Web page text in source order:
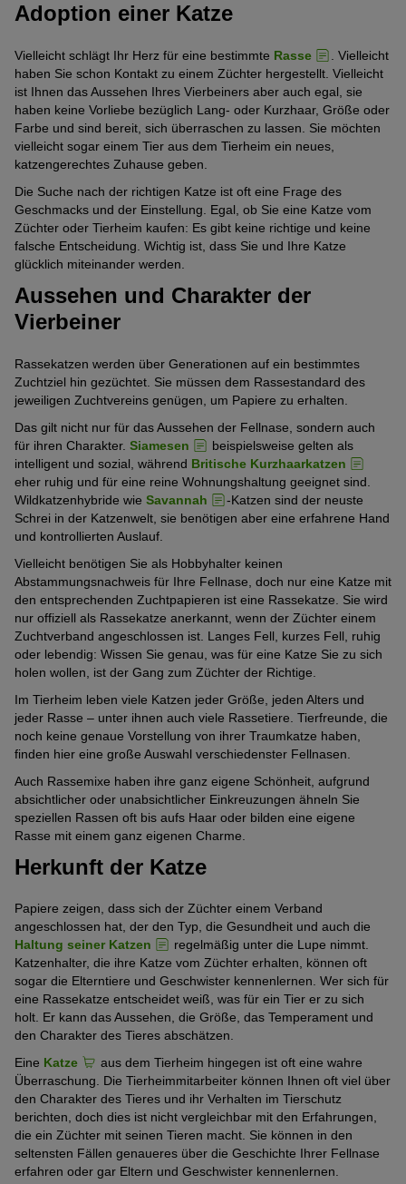
Adoption einer Katze
Vielleicht schlägt Ihr Herz für eine bestimmte Rasse
. Vielleicht
haben Sie schon Kontakt zu einem Züchter hergestellt. Vielleicht
ist Ihnen das Aussehen Ihres Vierbeiners aber auch egal, sie
haben keine Vorliebe bezüglich Lang- oder Kurzhaar, Größe oder
Farbe und sind bereit, sich überraschen zu lassen. Sie möchten
vielleicht sogar einem Tier aus dem Tierheim ein neues,
katzengerechtes Zuhause geben.
Die Suche nach der richtigen Katze ist oft eine Frage des
Geschmacks und der Einstellung. Egal, ob Sie eine Katze vom
Züchter oder Tierheim kaufen: Es gibt keine richtige und keine
falsche Entscheidung. Wichtig ist, dass Sie und Ihre Katze
glücklich miteinander werden.
Aussehen und Charakter der
Vierbeiner
Rassekatzen werden über Generationen auf ein bestimmtes
Zuchtziel hin gezüchtet. Sie müssen dem Rassestandard des
jeweiligen Zuchtvereins genügen, um Papiere zu erhalten.
Das gilt nicht nur für das Aussehen der Fellnase, sondern auch
für ihren Charakter. Siamesen
beispielsweise gelten als
intelligent und sozial, während Britische Kurzhaarkatzen
eher ruhig und für eine reine Wohnungshaltung geeignet sind.
Wildkatzenhybride wie Savannah
-Katzen sind der neuste
Schrei in der Katzenwelt, sie benötigen aber eine erfahrene Hand
und kontrollierten Auslauf.
Vielleicht benötigen Sie als Hobbyhalter keinen
Abstammungsnachweis für Ihre Fellnase, doch nur eine Katze mit
den entsprechenden Zuchtpapieren ist eine Rassekatze. Sie wird
nur offiziell als Rassekatze anerkannt, wenn der Züchter einem
Zuchtverband angeschlossen ist. Langes Fell, kurzes Fell, ruhig
oder lebendig: Wissen Sie genau, was für eine Katze Sie zu sich
holen wollen, ist der Gang zum Züchter der Richtige.
Im Tierheim leben viele Katzen jeder Größe, jeden Alters und
jeder Rasse – unter ihnen auch viele Rassetiere. Tierfreunde, die
noch keine genaue Vorstellung von ihrer Traumkatze haben,
finden hier eine große Auswahl verschiedenster Fellnasen.
Auch Rassemixe haben ihre ganz eigene Schönheit, aufgrund
absichtlicher oder unabsichtlicher Einkreuzungen ähneln Sie
speziellen Rassen oft bis aufs Haar oder bilden eine eigene
Rasse mit einem ganz eigenen Charme.
Herkunft der Katze
Papiere zeigen, dass sich der Züchter einem Verband
angeschlossen hat, der den Typ, die Gesundheit und auch die
Haltung seiner Katzen
regelmäßig unter die Lupe nimmt.
Katzenhalter, die ihre Katze vom Züchter erhalten, können oft
sogar die Elterntiere und Geschwister kennenlernen. Wer sich für
eine Rassekatze entscheidet weiß, was für ein Tier er zu sich
holt. Er kann das Aussehen, die Größe, das Temperament und
den Charakter des Tieres abschätzen.
Eine Katze aus dem Tierheim hingegen ist oft eine wahre
Überraschung. Die Tierheimmitarbeiter können Ihnen oft viel über
den Charakter des Tieres und ihr Verhalten im Tierschutz
berichten, doch dies ist nicht vergleichbar mit den Erfahrungen,
die ein Züchter mit seinen Tieren macht. Sie können in den
seltensten Fällen genaueres über die Geschichte Ihrer Fellnase
erfahren oder gar Eltern und Geschwister kennenlernen.